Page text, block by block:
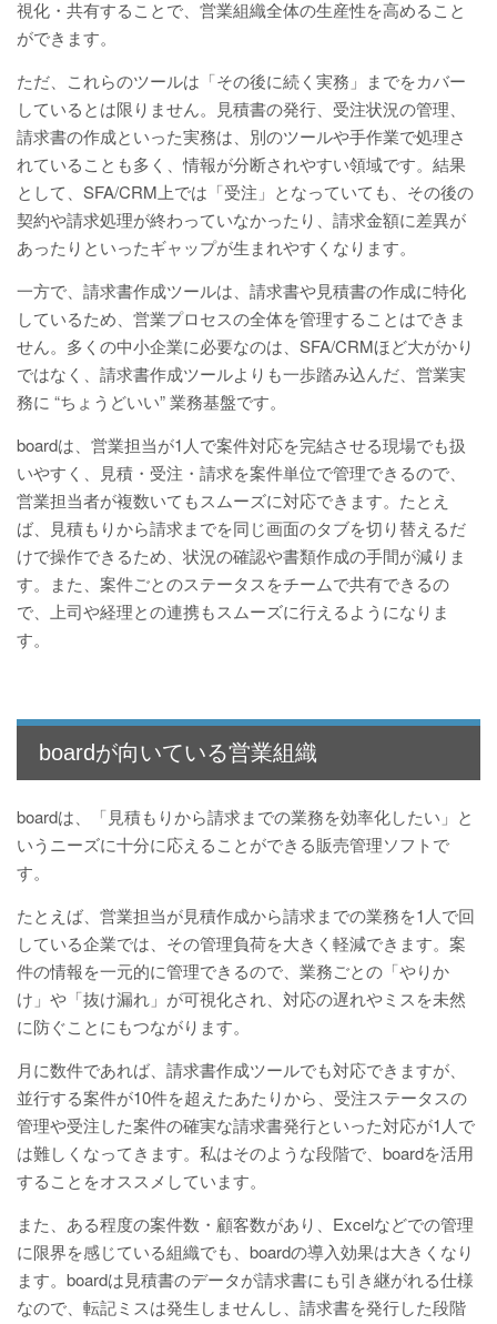
視化・共有することで、営業組織全体の生産性を高めること
ができます。
ただ、これらのツールは「その後に続く実務」までをカバー
しているとは限りません。見積書の発行、受注状況の管理、
請求書の作成といった実務は、別のツールや手作業で処理さ
れていることも多く、情報が分断されやすい領域です。結果
として、SFA/CRM上では「受注」となっていても、その後の
契約や請求処理が終わっていなかったり、請求金額に差異が
あったりといったギャップが生まれやすくなります。
一方で、請求書作成ツールは、請求書や見積書の作成に特化
しているため、営業プロセスの全体を管理することはできま
せん。多くの中小企業に必要なのは、SFA/CRMほど大がかり
ではなく、請求書作成ツールよりも一歩踏み込んだ、営業実
務に “ちょうどいい” 業務基盤です。
boardは、営業担当が1人で案件対応を完結させる現場でも扱
いやすく、見積・受注・請求を案件単位で管理できるので、
営業担当者が複数いてもスムーズに対応できます。たとえ
ば、見積もりから請求までを同じ画面のタブを切り替えるだ
けで操作できるため、状況の確認や書類作成の手間が減りま
す。また、案件ごとのステータスをチームで共有できるの
で、上司や経理との連携もスムーズに行えるようになりま
す。
boardが向いている営業組織
boardは、「見積もりから請求までの業務を効率化したい」と
いうニーズに十分に応えることができる販売管理ソフトで
す。
たとえば、営業担当が見積作成から請求までの業務を1人で回
している企業では、その管理負荷を大きく軽減できます。案
件の情報を一元的に管理できるので、業務ごとの「やりか
け」や「抜け漏れ」が可視化され、対応の遅れやミスを未然
に防ぐことにもつながります。
月に数件であれば、請求書作成ツールでも対応できますが、
並行する案件が10件を超えたあたりから、受注ステータスの
管理や受注した案件の確実な請求書発行といった対応が1人で
は難しくなってきます。私はそのような段階で、boardを活用
することをオススメしています。
また、ある程度の案件数・顧客数があり、Excelなどでの管理
に限界を感じている組織でも、boardの導入効果は大きくなり
ます。boardは見積書のデータが請求書にも引き継がれる仕様
なので、転記ミスは発生しませんし、請求書を発行した段階